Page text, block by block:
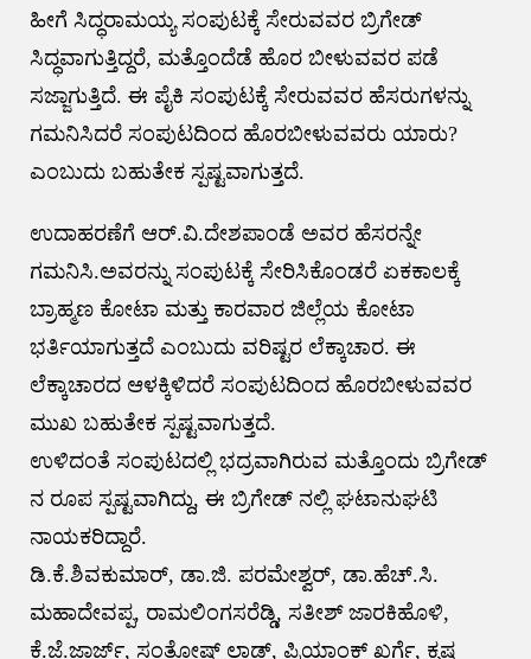
ಹೀಗೆ ಸಿದ್ಧರಾಮಯ್ಯ ಸಂಪುಟಕ್ಕೆ ಸೇರುವವರ ಬ್ರಿಗೇಡ್
ಸಿದ್ಧವಾಗುತ್ತಿದ್ದರೆ, ಮತ್ತೊಂದೆಡೆ ಹೊರ ಬೀಳುವವರ ಪಡೆ
ಸಜ್ಜಾಗುತ್ತಿದೆ. ಈ ಪೈಕಿ ಸಂಪುಟಕ್ಕೆ ಸೇರುವವರ ಹೆಸರುಗಳನ್ನು
ಗಮನಿಸಿದರೆ ಸಂಪುಟದಿಂದ ಹೊರಬೀಳುವವರು ಯಾರು?
ಎಂಬುದು ಬಹುತೇಕ ಸ್ಪಷ್ಟವಾಗುತ್ತದೆ.
ಉದಾಹರಣೆಗೆ ಆರ್.ವಿ.ದೇಶಪಾಂಡೆ ಅವರ ಹೆಸರನ್ನೇ
ಗಮನಿಸಿ.ಅವರನ್ನು ಸಂಪುಟಕ್ಕೆ ಸೇರಿಸಿಕೊಂಡರೆ ಏಕಕಾಲಕ್ಕೆ
ಬ್ರಾಹ್ಮಣ ಕೋಟಾ ಮತ್ತು ಕಾರವಾರ ಜಿಲ್ಲೆಯ ಕೋಟಾ
ಭರ್ತಿಯಾಗುತ್ತದೆ ಎಂಬುದು ವರಿಷ್ಟರ ಲೆಕ್ಕಾಚಾರ. ಈ
ಲೆಕ್ಕಾಚಾರದ ಆಳಕ್ಕಿಳಿದರೆ ಸಂಪುಟದಿಂದ ಹೊರಬೀಳುವವರ
ಮುಖ ಬಹುತೇಕ ಸ್ಪಷ್ಟವಾಗುತ್ತದೆ.
ಉಳಿದಂತೆ ಸಂಪುಟದಲ್ಲಿ ಭದ್ರವಾಗಿರುವ ಮತ್ತೊಂದು ಬ್ರಿಗೇಡ್
ನ ರೂಪ ಸ್ಪಷ್ಟವಾಗಿದ್ದು, ಈ ಬ್ರಿಗೇಡ್ ನಲ್ಲಿ ಘಟಾನುಘಟಿ
ನಾಯಕರಿದ್ದಾರೆ.
ಡಿ.ಕೆ.ಶಿವಕುಮಾರ್, ಡಾ.ಜಿ. ಪರಮೇಶ್ವರ್, ಡಾ.ಹೆಚ್.ಸಿ.
ಮಹಾದೇವಪ್ಪ, ರಾಮಲಿಂಗಸರೆಡ್ಡಿ, ಸತೀಶ್ ಜಾರಕಿಹೊಳಿ,
ಕೆ.ಜೆ.ಜಾರ್ಜ್, ಸಂತೋಷ್ ಲಾಡ್, ಪ್ರಿಯಾಂಕ್ ಖರ್ಗೆ, ಕೃಷ್ಣ